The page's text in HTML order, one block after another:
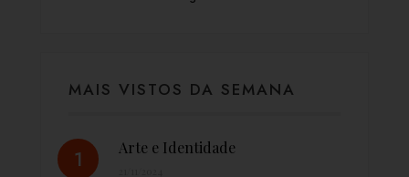
MAIS VISTOS DA SEMANA
Arte e Identidade